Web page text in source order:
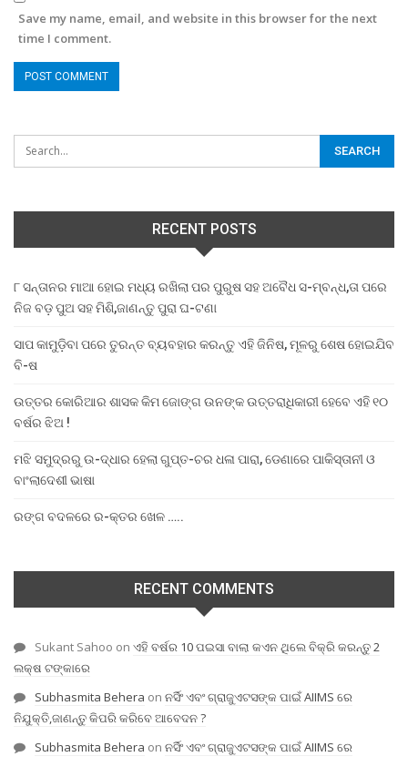
Save my name, email, and website in this browser for the next
time I comment.
RECENT POSTS
୮ ସନ୍ତାନର ମାଆ ହୋଇ ମଧ୍ୟ ରଖିଲା ପର ପୁରୁଷ ସହ ଅବୈଧ ସ-ମ୍ବନ୍ଧ,ତା ପରେ
ନିଜ ବଡ଼ ପୁଅ ସହ ମିଶି,ଜାଣନ୍ତୁ ପୁରା ଘ-ଟଣା
ସାପ କାମୁଡ଼ିବା ପରେ ତୁରନ୍ତ ବ୍ୟବହାର କରନ୍ତୁ ଏହି ଜିନିଷ, ମୂଳରୁ ଶେଷ ହୋଇଯିବ
ବି-ଷ
ଉତ୍ତର କୋରିଆର ଶାସକ କିମ ଜୋଙ୍ଗ ଉନଙ୍କ ଉତ୍ତରାଧିକାରୀ ହେବେ ଏହି ୧୦
ବର୍ଷର ଝିଅ !
ମଝି ସମୁଦ୍ରରୁ ଉ-ଦ୍ଧାର ହେଲା ଗୁପ୍ତ-ଚର ଧଳା ପାରା, ଡେଣାରେ ପାକିସ୍ତାନୀ ଓ
ବାଂଲାଦେଶୀ ଭାଷା
ରଙ୍ଗ ବଦଳରେ ର-କ୍ତର ଖେଳ …..
RECENT COMMENTS
Sukant Sahoo on ଏହି ବର୍ଷର 10 ପଇସା ବାଲା କଏନ ଥିଲେ ବିକ୍ରି କରନ୍ତୁ 2
ଲକ୍ଷ ଟଙ୍କାରେ
Subhasmita Behera on ନର୍ସିଂ ଏବଂ ଗ୍ରାଜୁଏଟସଙ୍କ ପାଇଁ AIIMS ରେ
ନିଯୁକ୍ତି,ଜାଣନ୍ତୁ କିପରି କରିବେ ଆବେଦନ ?
Subhasmita Behera on ନର୍ସିଂ ଏବଂ ଗ୍ରାଜୁଏଟସଙ୍କ ପାଇଁ AIIMS ରେ